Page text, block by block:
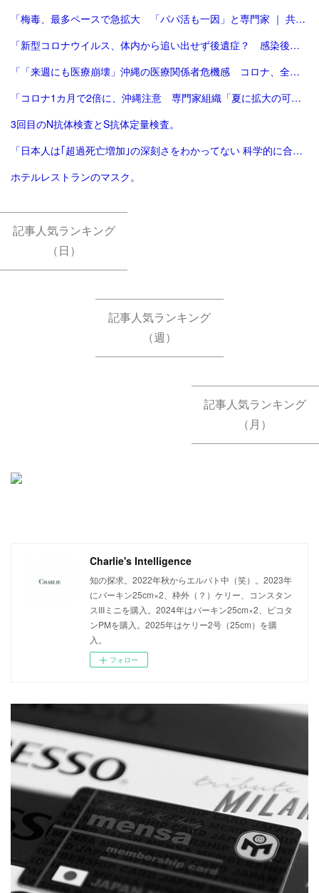
「梅毒、最多ペースで急拡大 「パパ活も一因」と専門家 ｜ 共同通信」
「新型コロナウイルス、体内から追い出せず後遺症？ 感染後に潜伏するヘルペスと類似 大阪大教授が指摘｜信濃毎日新聞デジタル 信州・長野県のニュースサイト」
「「来週にも医療崩壊」沖縄の医療関係者危機感 コロナ、全国で拡大 | 毎日新聞」
「コロナ1カ月で2倍に、沖縄注意 専門家組織「夏に拡大の可能性」 [新型コロナウイルス]：朝日新聞デジタル」
3回目のN抗体検査とS抗体定量検査。
「日本人は｢超過死亡増加｣の深刻さをわかってない 科学的に合理的でないコロナ対策を続けていいのか | 新型コロナ、「新しい日常」への前進 | 東洋経済オンライン」
ホテルレストランのマスク。
記事人気ランキング
（日）
記事人気ランキング
（週）
記事人気ランキング
（月）
Charlie's Intelligence
知の探求。2022年秋からエルパト中（笑）。2023年
にバーキン25cm×2、枠外（？）ケリー、コンスタン
スIIIミニを購入。2024年はバーキン25cm×2、ピコタ
ンPMを購入。2025年はケリー2号（25cm）を購
入。
フォロー